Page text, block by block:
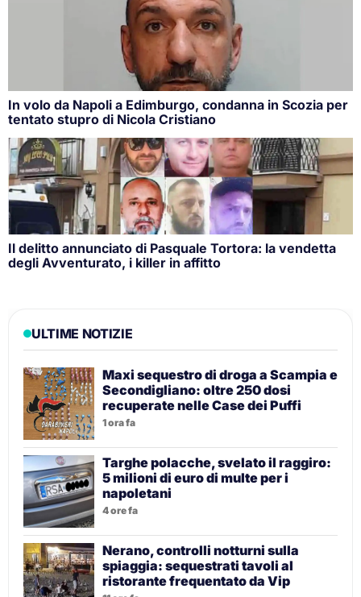
In volo da Napoli a Edimburgo, condanna in Scozia per
tentato stupro di Nicola Cristiano
Il delitto annunciato di Pasquale Tortora: la vendetta
degli Avventurato, i killer in affitto
ULTIME NOTIZIE
Maxi sequestro di droga a Scampia e
Secondigliano: oltre 250 dosi
recuperate nelle Case dei Puffi
1 ora fa
Targhe polacche, svelato il raggiro:
5 milioni di euro di multe per i
napoletani
4 ore fa
Nerano, controlli notturni sulla
spiaggia: sequestrati tavoli al
ristorante frequentato da Vip